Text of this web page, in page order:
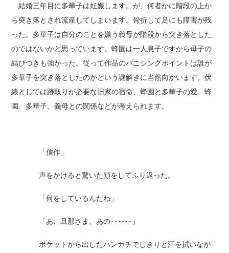
結婚三年目に多華子は妊娠します。が、何者かに階段の上か
ら突き落とされ流産してしまいます。骨折して足にも障害が残
った。多華子は自分のことを嫌う義母が階段から突き落とした
のではないかと思っています。蜂園は一人息子ですから母子の
結びつきも強かった。従って作品のバニシングポイントは誰が
多華子を突き落としたのかという謎解きに当然向かいます。伏
線としては跡取りが必要な旧家の宿命、蜂園と多華子の愛、蜂
園、多華子、義母との関係などが考えられます。
「信作」
声をかけると驚いた顔をしてふり返った。
「何をしているんだね」
「あ、旦那さま、あの･･････」
ポケットから出したハンカチでしきりと汗を拭いなが